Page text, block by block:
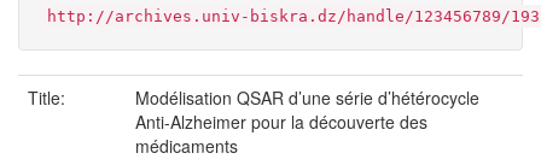
http://archives.univ-biskra.dz/handle/123456789/
Title:
Modélisation QSAR d’une série d’hétérocycle
Anti-Alzheimer pour la découverte des
médicaments